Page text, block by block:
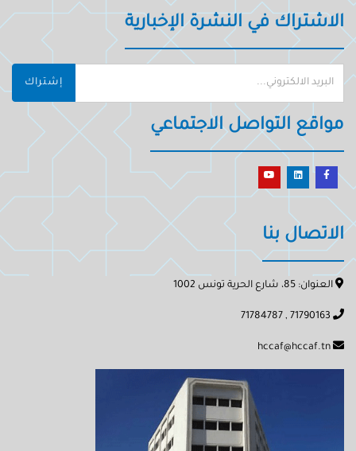
الاشتراك في النشرة الإخبارية
إشتراك
مواقع التواصل الاجتماعي
الاتصال بنا
العنوان: 85، شارع الحرية تونس 1002